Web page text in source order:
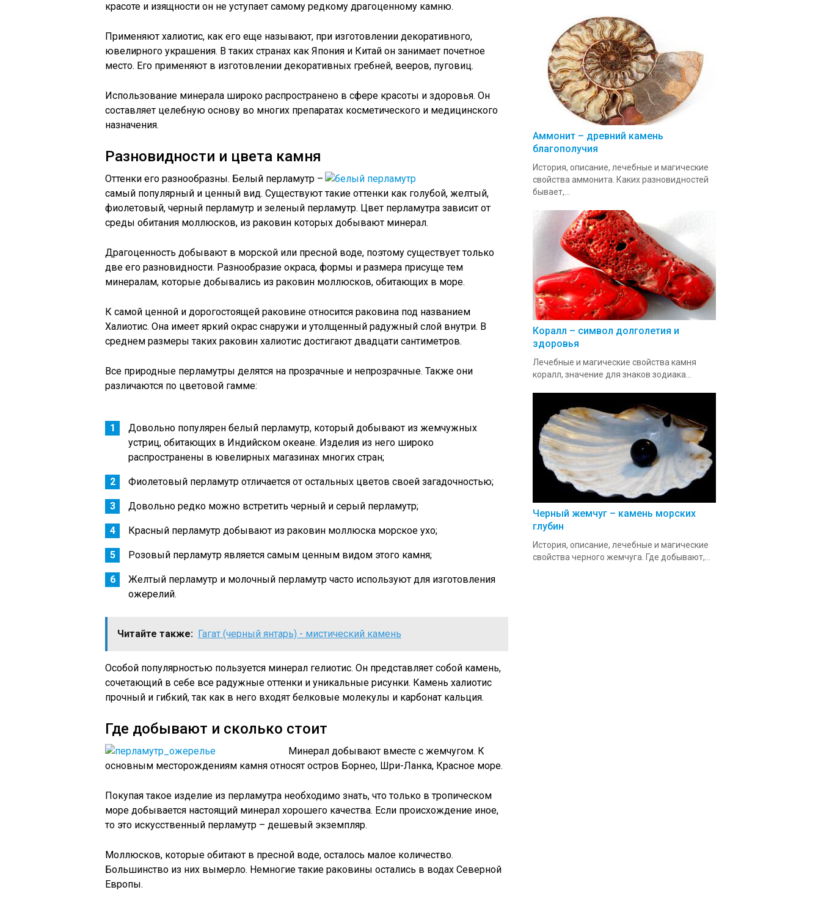
красоте и изящности он не уступает самому редкому драгоценному камню.
Применяют халиотис, как его еще называют, при изготовлении декоративного,
ювелирного украшения. В таких странах как Япония и Китай он занимает почетное
место. Его применяют в изготовлении декоративных гребней, вееров, пуговиц.
Использование минерала широко распространено в сфере красоты и здоровья. Он
составляет целебную основу во многих препаратах косметического и медицинского
назначения.
Разновидности и цвета камня
Оттенки его разнообразны. Белый перламутр –
самый популярный и ценный вид. Существуют такие оттенки как голубой, желтый,
фиолетовый, черный перламутр и зеленый перламутр. Цвет перламутра зависит от
среды обитания моллюсков, из раковин которых добывают минерал.
Драгоценность добывают в морской или пресной воде, поэтому существует только
две его разновидности. Разнообразие окраса, формы и размера присуще тем
минералам, которые добывались из раковин моллюсков, обитающих в море.
К самой ценной и дорогостоящей раковине относится раковина под названием
Халиотис. Она имеет яркий окрас снаружи и утолщенный радужный слой внутри. В
среднем размеры таких раковин халиотис достигают двадцати сантиметров.
Все природные перламутры делятся на прозрачные и непрозрачные. Также они
различаются по цветовой гамме:
Довольно популярен белый перламутр, который добывают из жемчужных
устриц, обитающих в Индийском океане. Изделия из него широко
распространены в ювелирных магазинах многих стран;
Фиолетовый перламутр отличается от остальных цветов своей загадочностью;
Довольно редко можно встретить черный и серый перламутр;
Красный перламутр добывают из раковин моллюска морское ухо;
Розовый перламутр является самым ценным видом этого камня;
Желтый перламутр и молочный перламутр часто используют для изготовления
ожерелий.
Читайте также: Гагат (черный янтарь) - мистический камень
Особой популярностью пользуется минерал гелиотис. Он представляет собой камень,
сочетающий в себе все радужные оттенки и уникальные рисунки. Камень халиотис
прочный и гибкий, так как в него входят белковые молекулы и карбонат кальция.
Где добывают и сколько стоит
Минерал добывают вместе с жемчугом. К
основным месторождениям камня относят остров Борнео, Шри-Ланка, Красное море.
Покупая такое изделие из перламутра необходимо знать, что только в тропическом
море добывается настоящий минерал хорошего качества. Если происхождение иное,
то это искусственный перламутр – дешевый экземпляр.
Моллюсков, которые обитают в пресной воде, осталось малое количество.
Большинство из них вымерло. Немногие такие раковины остались в водах Северной
Европы.
Аммонит – древний камень
благополучия
История, описание, лечебные и магические
свойства аммонита. Каких разновидностей
бывает,...
Коралл – символ долголетия и
здоровья
Лечебные и магические свойства камня
коралл, значение для знаков зодиака...
Черный жемчуг – камень морских
глубин
История, описание, лечебные и магические
свойства черного жемчуга. Где добывают,...